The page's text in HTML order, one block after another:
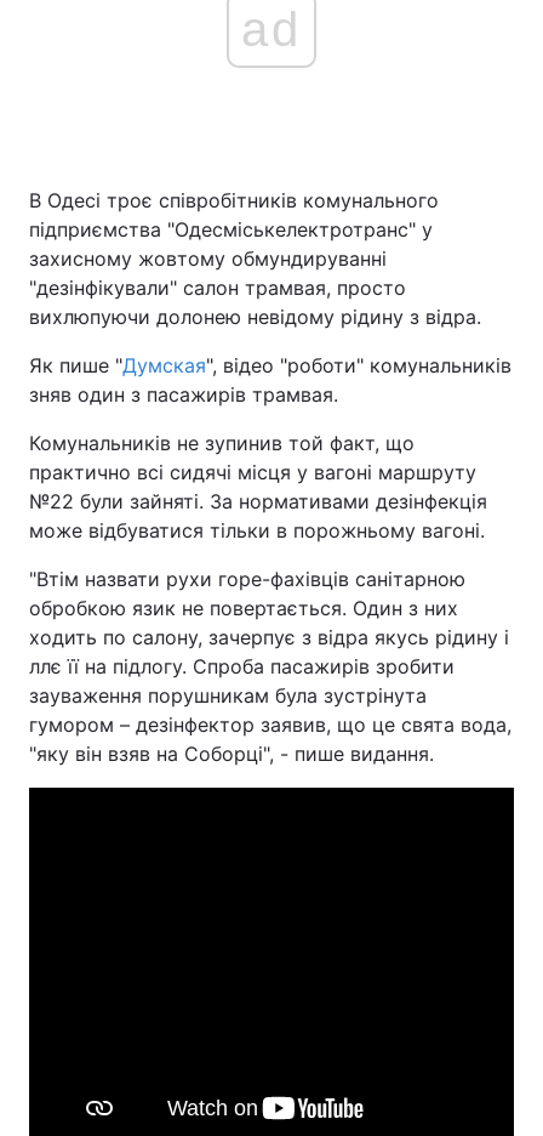
ad
В Одесі троє співробітників комунального
підприємства "Одесміськелектротранс" у
захисному жовтому обмундируванні
"дезінфікували" салон трамвая, просто
вихлюпуючи долонею невідому рідину з відра.
Як пише "Думская", відео "роботи" комунальників
зняв один з пасажирів трамвая.
Комунальників не зупинив той факт, що
практично всі сидячі місця у вагоні маршруту
№22 були зайняті. За нормативами дезінфекція
може відбуватися тільки в порожньому вагоні.
"Втім назвати рухи горе-фахівців санітарною
обробкою язик не повертається. Один з них
ходить по салону, зачерпує з відра якусь рідину і
ллє її на підлогу. Спроба пасажирів зробити
зауваження порушникам була зустрінута
гумором – дезінфектор заявив, що це свята вода,
"яку він взяв на Соборці", - пише видання.